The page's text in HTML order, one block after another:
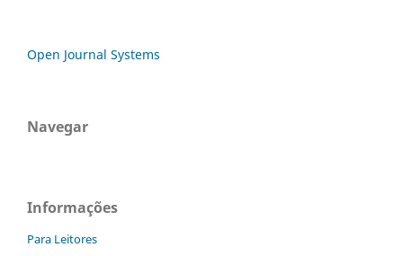
Open Journal Systems
Navegar
Informações
Para Leitores